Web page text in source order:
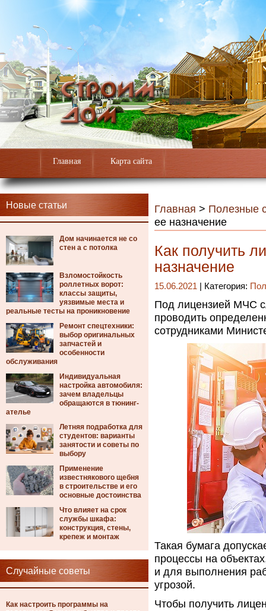
Главная Карта сайта
Новые статьи
Дом начинается не со
стен а с потолка
Взломостойкость
роллетных ворот:
классы защиты,
уязвимые места и
реальные тесты на проникновение
Ремонт спецтехники:
выбор оригинальных
запчастей и
особенности
обслуживания
Индивидуальная
настройка автомобиля:
зачем владельцы
обращаются в тюнинг-
ателье
Летняя подработка для
студентов: варианты
занятости и советы по
выбору
Применение
известнякового щебня
в строительстве и его
основные достоинства
Что влияет на срок
службы шкафа:
конструкция, стены,
крепеж и монтаж
Случайные советы
Как настроить программы на
Главная > Полезные
ее назначение
Как получить
назначение
15.06.2021 | Категория:
Под лицензией МЧС
проводить
сотрудниками
Такая бумага
процессы на
и для выполнения
угрозой.
Чтобы получить